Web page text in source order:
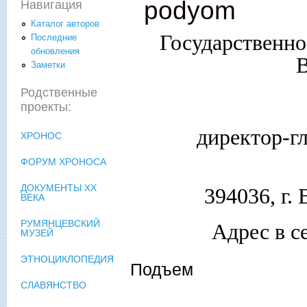
podyom
директор-
394036, г.
Адрес в
Подъем
Навигация
Каталог авторов
Последние
обновления
Заметки
Родственные
проекты:
ХРОНОС
ФОРУМ ХРОНОСА
ДОКУМЕНТЫ XX
ВЕКА
РУМЯНЦЕВСКИЙ
МУЗЕЙ
ЭТНОЦИКЛОПЕДИЯ
СЛАВЯНСТВО